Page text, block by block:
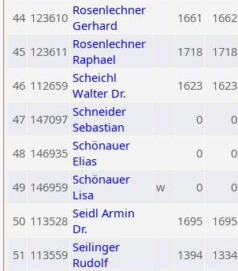
44 123610 Rosenlechner
Gerhard
1661 1662
45 123611 Rosenlechner
Raphael
1718 1718
46 112659 Scheichl
Walter Dr.
1623 1623
47 147097 Schneider
Sebastian
0 0
48 146935 Schönauer
Elias
0 0
49 146959 Schönauer
Lisa
w 0 0
50 113528 Seidl Armin
Dr.
1695 1695
51 113559 Seilinger
Rudolf
1394 1334